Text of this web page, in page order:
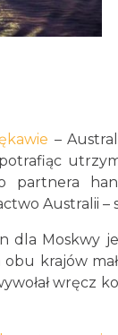
–
partnera
Australii –
dla Moskwy
krajów
wręcz